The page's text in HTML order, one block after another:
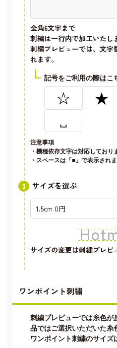
全角6文字まで
刺繍は一行内で加工いたし
刺繍プレビューでは、文字
れます。
記号をご利用の際はこ
☆ ★
␣
注意事項
・機種依存文字は対応しており
・スペースは「■」で表示されま
サイズを選ぶ
サイズの変更は刺繍プレビ
ワンポイント刺繍
刺繍プレビューでは糸色が
品ではご選択いただいた糸
ワンポイント刺繍のサイズ